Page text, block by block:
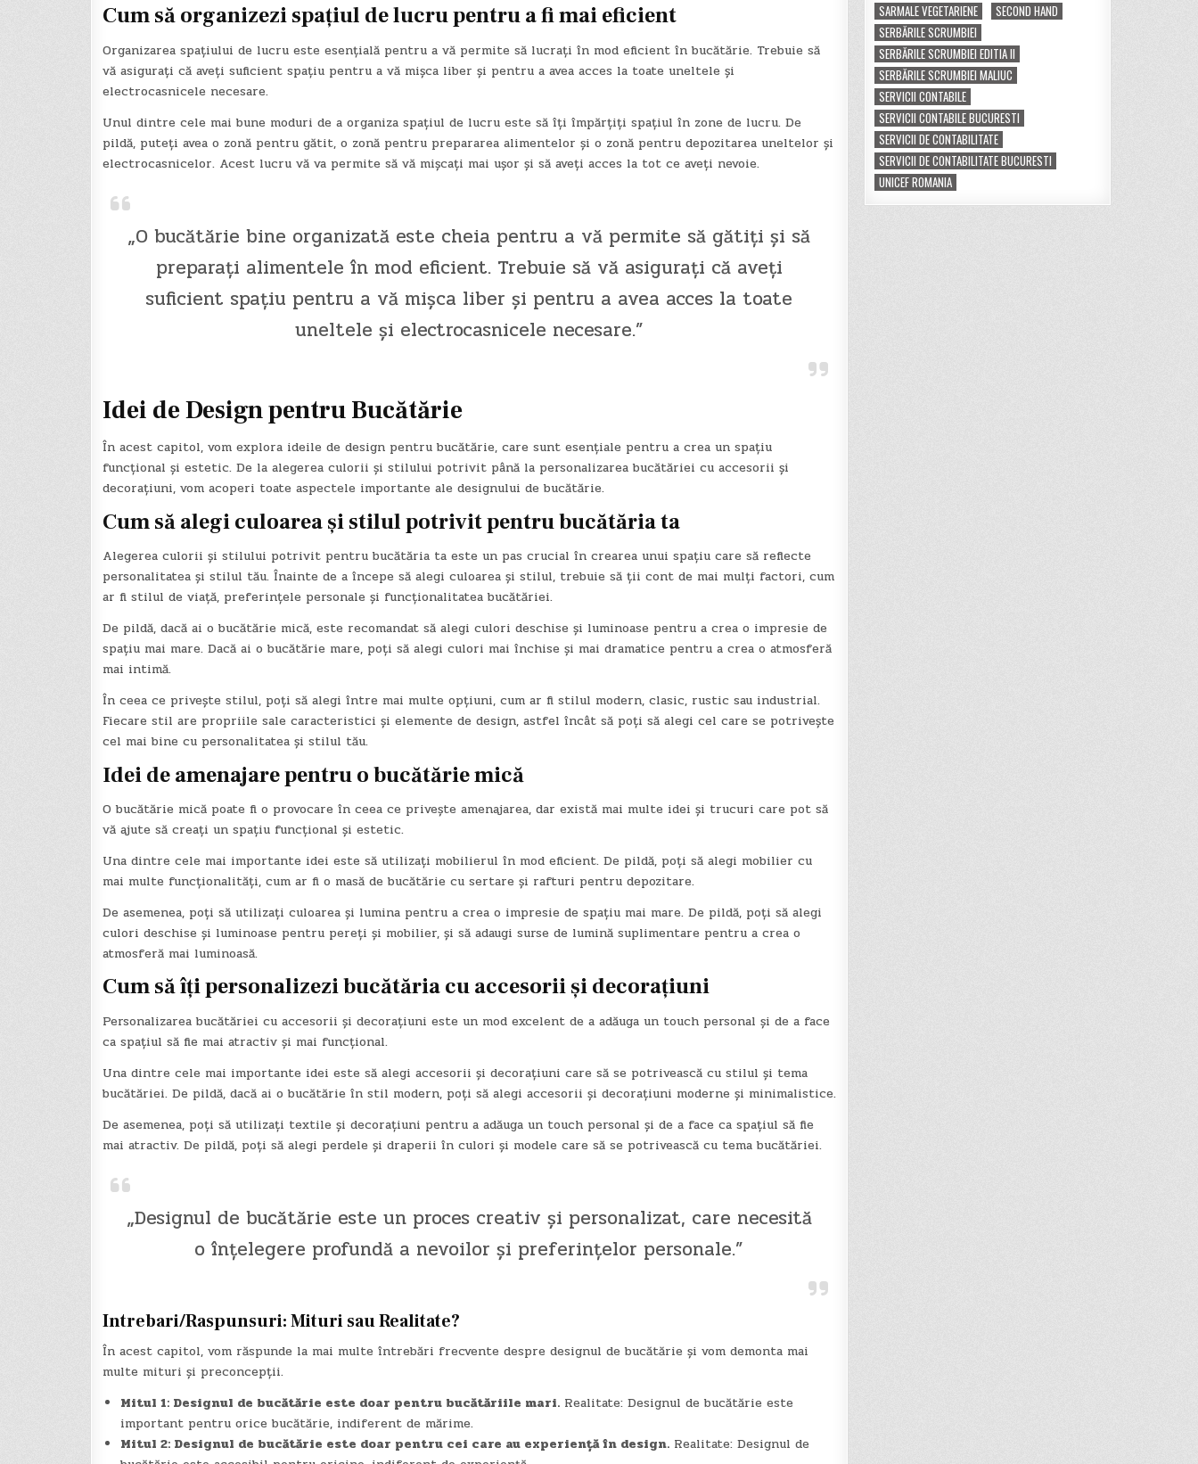
Cum să organizezi spațiul de lucru pentru a fi mai eficient
Organizarea spațiului de lucru este esențială pentru a vă permite să lucrați în mod eficient în bucătărie. Trebuie să
vă asigurați că aveți suficient spațiu pentru a vă mișca liber și pentru a avea acces la toate uneltele și
electrocasnicele necesare.
Unul dintre cele mai bune moduri de a organiza spațiul de lucru este să îți împărțiți spațiul în zone de lucru. De
pildă, puteți avea o zonă pentru gătit, o zonă pentru prepararea alimentelor și o zonă pentru depozitarea uneltelor și
electrocasnicelor. Acest lucru vă va permite să vă mișcați mai ușor și să aveți acces la tot ce aveți nevoie.
„O bucătărie bine organizată este cheia pentru a vă permite să gătiți și să
preparați alimentele în mod eficient. Trebuie să vă asigurați că aveți
suficient spațiu pentru a vă mișca liber și pentru a avea acces la toate
uneltele și electrocasnicele necesare.”
Idei de Design pentru Bucătărie
În acest capitol, vom explora ideile de design pentru bucătărie, care sunt esențiale pentru a crea un spațiu
funcțional și estetic. De la alegerea culorii și stilului potrivit până la personalizarea bucătăriei cu accesorii și
decorațiuni, vom acoperi toate aspectele importante ale designului de bucătărie.
Cum să alegi culoarea și stilul potrivit pentru bucătăria ta
Alegerea culorii și stilului potrivit pentru bucătăria ta este un pas crucial în crearea unui spațiu care să reflecte
personalitatea și stilul tău. Înainte de a începe să alegi culoarea și stilul, trebuie să ții cont de mai mulți factori, cum
ar fi stilul de viață, preferințele personale și funcționalitatea bucătăriei.
De pildă, dacă ai o bucătărie mică, este recomandat să alegi culori deschise și luminoase pentru a crea o impresie de
spațiu mai mare. Dacă ai o bucătărie mare, poți să alegi culori mai închise și mai dramatice pentru a crea o atmosferă
mai intimă.
În ceea ce privește stilul, poți să alegi între mai multe opțiuni, cum ar fi stilul modern, clasic, rustic sau industrial.
Fiecare stil are propriile sale caracteristici și elemente de design, astfel încât să poți să alegi cel care se potrivește
cel mai bine cu personalitatea și stilul tău.
Idei de amenajare pentru o bucătărie mică
O bucătărie mică poate fi o provocare în ceea ce privește amenajarea, dar există mai multe idei și trucuri care pot să
vă ajute să creați un spațiu funcțional și estetic.
Una dintre cele mai importante idei este să utilizați mobilierul în mod eficient. De pildă, poți să alegi mobilier cu
mai multe funcționalități, cum ar fi o masă de bucătărie cu sertare și rafturi pentru depozitare.
De asemenea, poți să utilizați culoarea și lumina pentru a crea o impresie de spațiu mai mare. De pildă, poți să alegi
culori deschise și luminoase pentru pereți și mobilier, și să adaugi surse de lumină suplimentare pentru a crea o
atmosferă mai luminoasă.
Cum să îți personalizezi bucătăria cu accesorii și decorațiuni
Personalizarea bucătăriei cu accesorii și decorațiuni este un mod excelent de a adăuga un touch personal și de a face
ca spațiul să fie mai atractiv și mai funcțional.
Una dintre cele mai importante idei este să alegi accesorii și decorațiuni care să se potrivească cu stilul și tema
bucătăriei. De pildă, dacă ai o bucătărie în stil modern, poți să alegi accesorii și decorațiuni moderne și minimalistice.
De asemenea, poți să utilizați textile și decorațiuni pentru a adăuga un touch personal și de a face ca spațiul să fie
mai atractiv. De pildă, poți să alegi perdele și draperii în culori și modele care să se potrivească cu tema bucătăriei.
„Designul de bucătărie este un proces creativ și personalizat, care necesită
o înțelegere profundă a nevoilor și preferințelor personale.”
Intrebari/Raspunsuri: Mituri sau Realitate?
În acest capitol, vom răspunde la mai multe întrebări frecvente despre designul de bucătărie și vom demonta mai
multe mituri și preconcepții.
Mitul 1: Designul de bucătărie este doar pentru bucătăriile mari.Realitate: Designul de bucătărie este
important pentru orice bucătărie, indiferent de mărime.
Mitul 2: Designul de bucătărie este doar pentru cei care au experiență în design.Realitate: Designul de
SARMALE VEGETARIENE
SECOND HAND
SERBĂRILE SCRUMBIEI
SERBĂRILE SCRUMBIEI EDITIA II
SERBĂRILE SCRUMBIEI MALIUC
SERVICII CONTABILE
SERVICII CONTABILE BUCURESTI
SERVICII DE CONTABILITATE
SERVICII DE CONTABILITATE BUCURESTI
UNICEF ROMANIA